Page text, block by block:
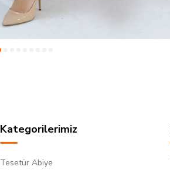
Kategorilerimiz
Tesetür Abiye